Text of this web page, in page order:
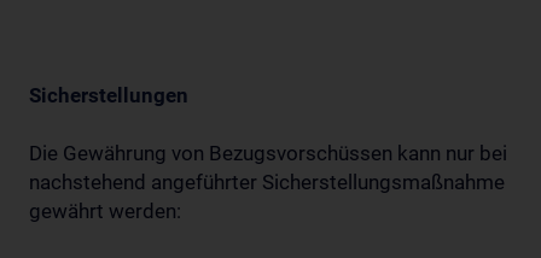
Sicherstellungen
Die Gewährung von Bezugsvorschüssen kann nur bei
nachstehend angeführter Sicherstellungsmaßnahme
gewährt werden: